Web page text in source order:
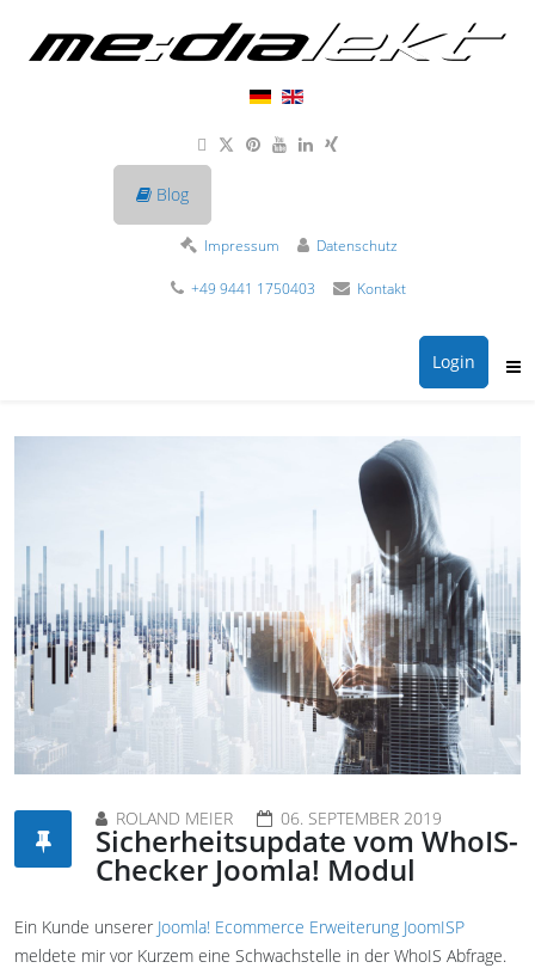
Blog
Impressum Datenschutz
+49 9441 1750403 Kontakt
Login
ROLAND MEIER 06. SEPTEMBER 2019
Sicherheitsupdate vom WhoIS-
Checker Joomla! Modul
Ein Kunde unserer Joomla! Ecommerce Erweiterung JoomISP
meldete mir vor Kurzem eine Schwachstelle in der WhoIS Abfrage.